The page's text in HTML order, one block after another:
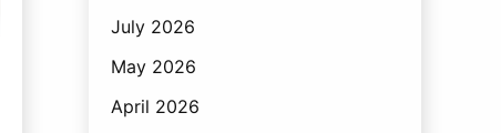
July 2026
May 2026
April 2026